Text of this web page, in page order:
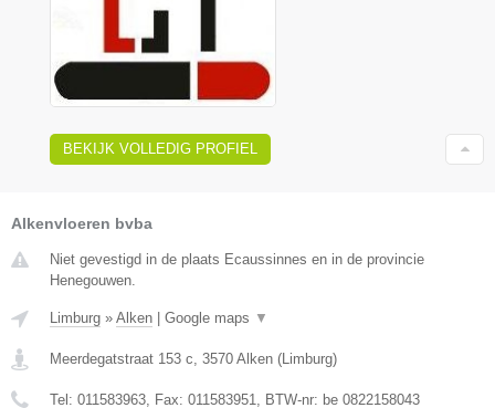
BEKIJK VOLLEDIG PROFIEL
Alkenvloeren bvba
Niet gevestigd in de plaats Ecaussinnes en in de provincie
Henegouwen.
Limburg » Alken Google maps ▼
Meerdegatstraat 153 c, 3570 Alken (Limburg)
Tel: 011583963, Fax: 011583951, BTW-nr: be 0822158043